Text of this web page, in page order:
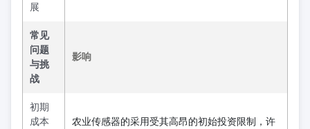
展
常见
问题
与挑
战
影响
初期
成本
农业传感器的采用受其高昂的初始投资限制，许